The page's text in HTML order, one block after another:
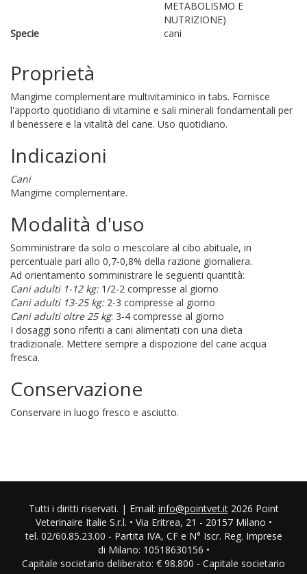
METABOLISMO E
NUTRIZIONE)
Specie
cani
Proprietà
Mangime complementare multivitaminico in tabs. Fornisce
l'apporto quotidiano di vitamine e sali minerali fondamentali per
il benessere e la vitalità del cane. Uso quotidiano.
Indicazioni
Cani
Mangime complementare.
Modalità d'uso
Somministrare da solo o mescolare al cibo abituale, in
percentuale pari allo 0,7-0,8% della razione giornaliera.
Ad orientamento somministrare le seguenti quantità:
Cani adulti 1-12 kg:1/2-2 compresse al giorno
Cani adulti 13-25 kg:2-3 compresse al giorno
Cani adulti oltre 25 kg: 3-4 compresse al giorno
I dosaggi sono riferiti a cani alimentati con una dieta
tradizionale. Mettere sempre a dispozione del cane acqua
fresca.
Conservazione
Conservare in luogo fresco e asciutto.
Tutti i diritti riservati. | Email: info@pointvet.it2026 Point
Veterinaire Italie S.r.l. • Via Eritrea, 21 - 20157 Milano •
tel. 02/60.85.23.00 - Partita IVA, CF e N° Iscr. Reg. Imprese
di Milano: 10518630156 •
Capitale societario deliberato: € 98.800 - Capitale societario